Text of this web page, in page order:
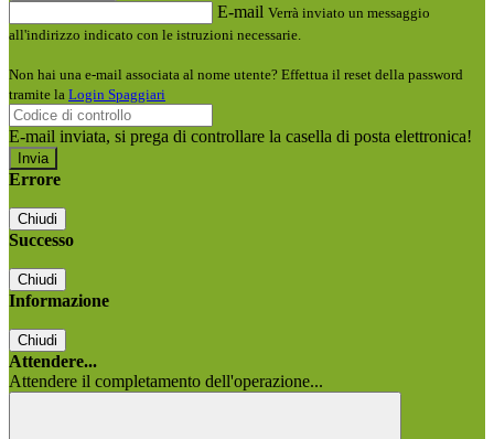
E-mail Verrà inviato un messaggio
all'indirizzo indicato con le istruzioni necessarie.
Non hai una e-mail associata al nome utente? Effettua il reset della password
tramite la Login Spaggiari
E-mail inviata, si prega di controllare la casella di posta elettronica!
Errore
Chiudi
Successo
Chiudi
Informazione
Chiudi
Attendere...
Attendere il completamento dell'operazione...